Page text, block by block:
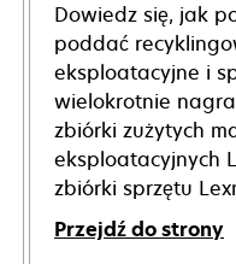
Dowiedz się, jak
poddać
eksploatacyjne i
wielokrotnie
zbiórki zużytych
eksploatacyjnych
zbiórki sprzętu
Przejdź do strony